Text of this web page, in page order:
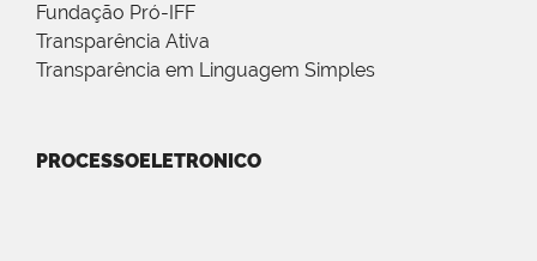
Fundação Pró-IFF
Transparência Ativa
Transparência em Linguagem Simples
PROCESSOELETRONICO